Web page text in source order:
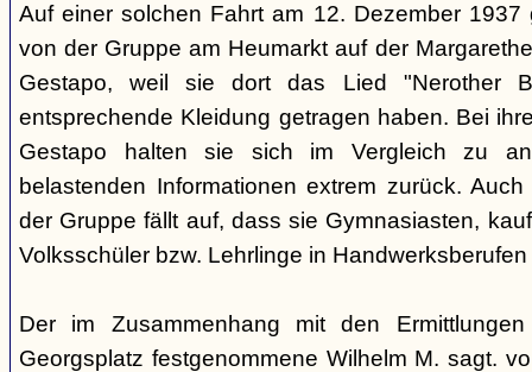
Auf einer solchen Fahrt am 12. Dezember 1937
von der Gruppe am Heumarkt auf der
Gestapo, weil sie dort das Lied "Nerother
entsprechende Kleidung getragen haben. Bei
Gestapo halten sie sich im Vergleich zu
belastenden Informationen extrem zurück.
der Gruppe fällt auf, dass sie Gymnasiasten,
Volksschüler bzw. Lehrlinge in
Der im Zusammenhang mit den
Georgsplatz festgenommene Wilhelm M. sagt.